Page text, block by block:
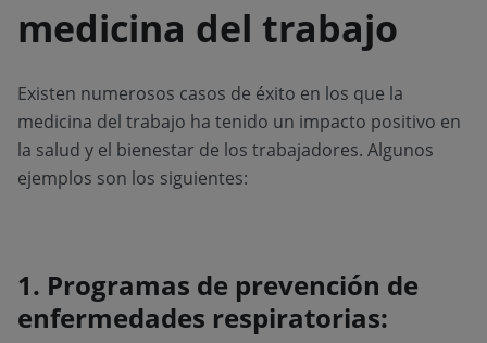
medicina del trabajo
Existen numerosos casos de éxito en los que la
medicina del trabajo ha tenido un impacto positivo en
la salud y el bienestar de los trabajadores. Algunos
ejemplos son los siguientes:
1. Programas de prevención de
enfermedades respiratorias: